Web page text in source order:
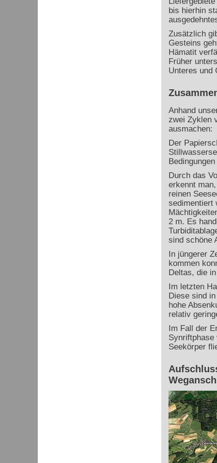
bis hierhin
Zusätzlich
Gesteins
Hämatit
Früher
Unteres und
Anhand
zwei Zyklen
ausmachen:
Der
Durch das
erkennt
reinen
sedimentiert
2 m. Es
sind schöne
In jüngerer
kommen
Deltas, die
Im letzten
Diese sind
hohe
relativ
Im Fall der
Synriftphase
Seekörper